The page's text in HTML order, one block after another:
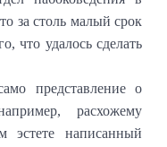
за столь малый срок
что удалось сделать
представление о
расхожему
написанный